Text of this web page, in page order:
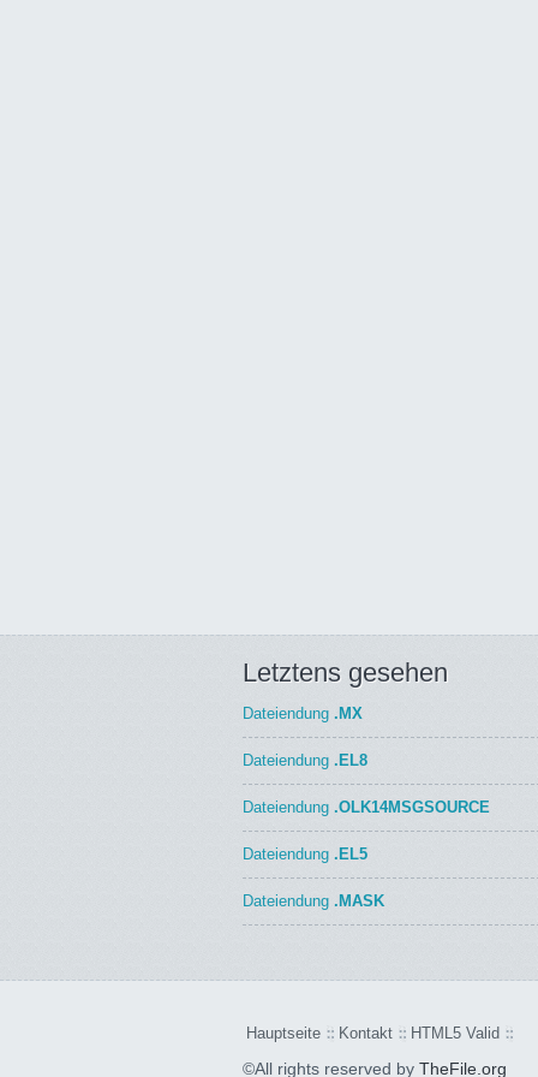
Letztens gesehen
Dateiendung .MX
Dateiendung .EL8
Dateiendung .OLK14MSGSOURCE
Dateiendung .EL5
Dateiendung .MASK
Hauptseite Kontakt HTML5 Valid
©All rights reserved by TheFile.org